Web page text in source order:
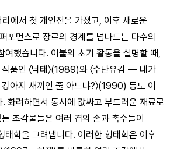
에서 첫 개인전을 가졌고, 이후 새로운
포먼스로 장르의 경계를 넘나드는 다수의
여했습니다. 이불의 초기 활동을 설명할 때,
품인 〈낙태〉(1989)와 〈수난유감 — 내가
아지 새끼인 줄 아느냐?〉(1990) 등도 이
화려하면서 동시에 값싸고 부드러운 재료로
조각물들은 여러 겹의 손과 촉수들이
태학을 그려냅니다. 이러한 형태학은 이후